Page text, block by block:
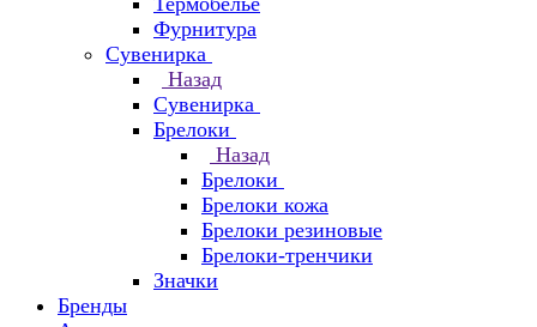
Фурнитура
Сувенирка
Назад
Сувенирка
Брелоки
Назад
Брелоки
Брелоки кожа
Брелоки резиновые
Брелоки-тренчики
Значки
Бренды